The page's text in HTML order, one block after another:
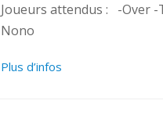
Joueurs attendus : -Over
Nono
Plus d’infos